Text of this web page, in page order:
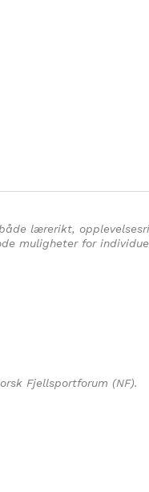
lærerikt,
muligheter for
Fjellsportforum (NF).